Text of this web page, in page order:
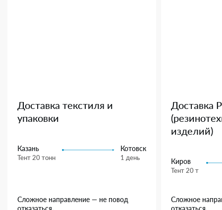
Доставка текстиля и
упаковки
Казань
Тент 20 тонн
Котовск
1 день
Сложное направление — не повод
отказаться.
Доставка
изделий)
Киров
Тент 20 т
Сложное
отказаться.